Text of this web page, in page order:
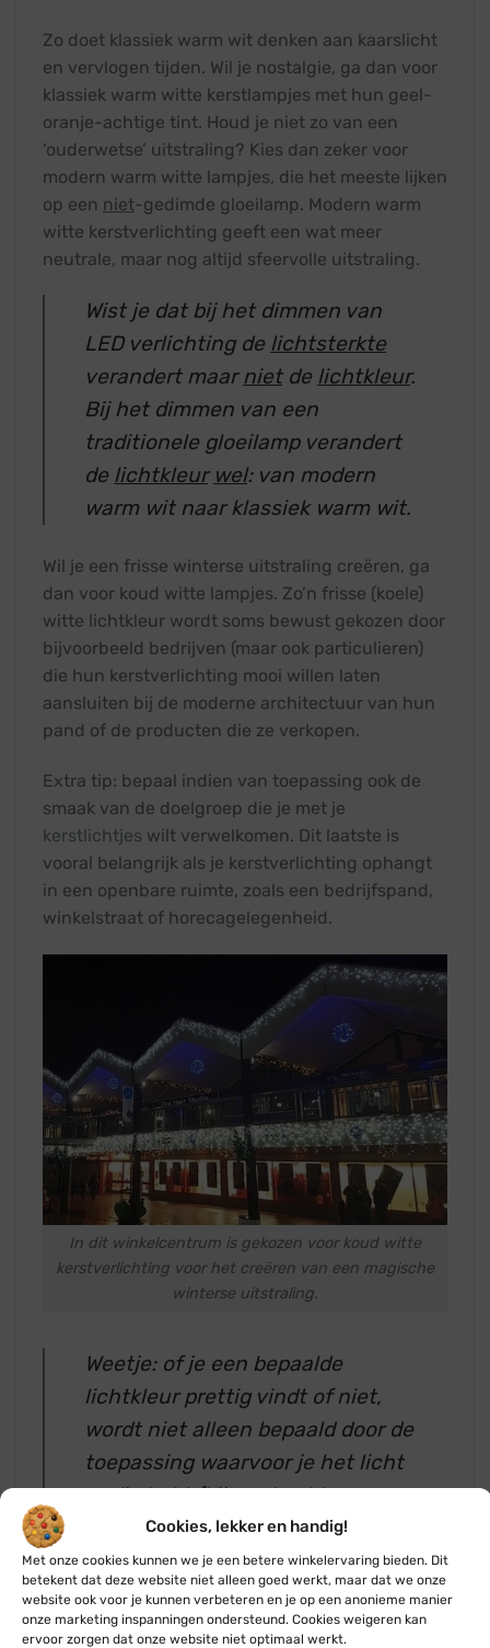
Cookies, lekker en handig!
Met onze cookies kunnen we je een betere winkelervaring bieden. Dit
betekent dat deze website niet alleen goed werkt, maar dat we onze
website ook voor je kunnen verbeteren en je op een anonieme manier
onze marketing inspanningen ondersteund. Cookies weigeren kan
ervoor zorgen dat onze website niet optimaal werkt.
Zo doet klassiek warm wit denken aan kaarslicht
en vervlogen tijden. Wil je nostalgie, ga dan voor
klassiek warm witte kerstlampjes met hun geel-
oranje-achtige tint. Houd je niet zo van een
‘ouderwetse’ uitstraling? Kies dan zeker voor
modern warm witte lampjes, die het meeste lijken
op een niet-gedimde gloeilamp. Modern warm
witte kerstverlichting geeft een wat meer
neutrale, maar nog altijd sfeervolle uitstraling.
Wist je dat bij het dimmen van
LED verlichting de lichtsterkte
verandert maarnietde lichtkleur.
Bij het dimmen van een
traditionele gloeilamp verandert
de lichtkleur wel: van modern
warm wit naar klassiek warm wit.
Wil je een frisse winterse uitstraling creëren, ga
dan voor koud witte lampjes. Zo’n frisse (koele)
witte lichtkleur wordt soms bewust gekozen door
bijvoorbeeld bedrijven (maar ook particulieren)
die hun kerstverlichting mooi willen laten
aansluiten bij de moderne architectuur van hun
pand of de producten die ze verkopen.
Extra tip: bepaal indien van toepassing ook de
smaak van de doelgroep die je met je
kerstlichtjes wilt verwelkomen. Dit laatste is
vooral belangrijk als je kerstverlichting ophangt
in een openbare ruimte, zoals een bedrijfspand,
winkelstraat of horecagelegenheid.
In dit winkelcentrum is gekozen voor koud witte
kerstverlichting voor het creëren van een magische
winterse uitstraling.
Weetje: of je een bepaalde
lichtkleur prettig vindt of niet,
wordt niet alleen bepaald door de
toepassing waarvoor je het licht
nodig hebt (bijvoorbeeld
kantoorwerkzaamheden of
ontspannen zitten in de
woonkamer), maar ook waar je
cultureel mee opgevoed bent. Zo